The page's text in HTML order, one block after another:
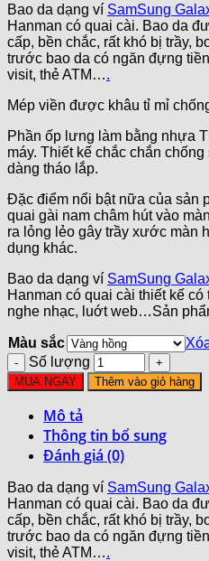
Bao da dạng ví SamSung
Hanman có quai cài. Bao da
cấp, bền chắc, rất khó bị trầy,
trước bao da có ngăn đựng
visit, thẻ ATM….
Mép viền được khâu tỉ mỉ
Phần ốp lưng làm bằng nhựa
máy. Thiết kế chắc chắn
dàng tháo lắp.
Đặc điểm nổi bật nữa của sản
quai gài nam châm hút vào
ra lỏng lẻo gây trầy xước màn
dụng khác.
Bao da dạng ví SamSung
Hanman có quai cài thiết kế
nghe nhạc, luớt web…Sản
Màu sắc
Số lượng
MUA NGAY Thêm vào giỏ hàng
Mô tả
Thông tin bổ sung
Đánh giá (0)
Bao da dạng ví SamSung
Hanman có quai cài. Bao da
cấp, bền chắc, rất khó bị trầy,
trước bao da có ngăn đựng
visit, thẻ ATM….